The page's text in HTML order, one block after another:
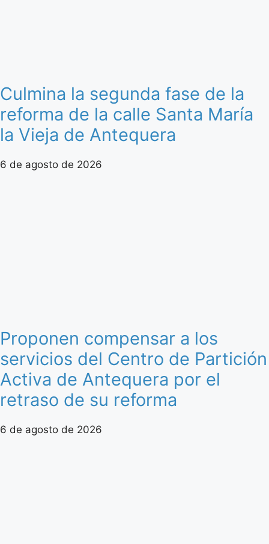
Culmina la segunda fase de la
reforma de la calle Santa María
la Vieja de Antequera
6 de agosto de 2026
Proponen compensar a los
servicios del Centro de Partición
Activa de Antequera por el
retraso de su reforma
6 de agosto de 2026